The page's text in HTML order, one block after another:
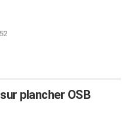
plancher OSB